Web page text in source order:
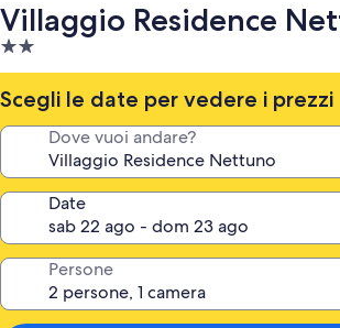
Villaggio Residence
Struttura
a
2.0
stelle
Scegli le date per vedere i prezzi
Dove vuoi andare?
Date
Persone